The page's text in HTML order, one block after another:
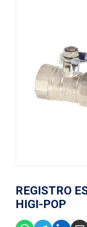
REGISTRO
HIGI-POP